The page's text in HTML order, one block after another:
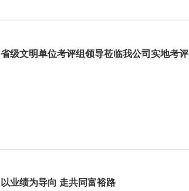
省级文明单位考评组领导莅临我公司实地考评
以业绩为导向 走共同富裕路